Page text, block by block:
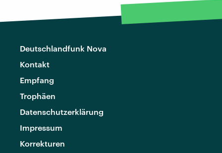
Deutschlandfunk Nova
Kontakt
Empfang
Trophäen
Datenschutzerklärung
Impressum
Korrekturen